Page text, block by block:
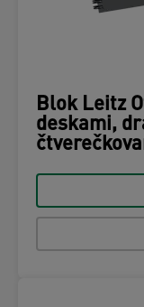
Blok Leitz
deskami,